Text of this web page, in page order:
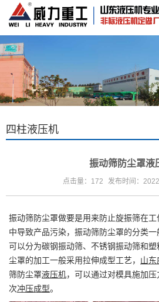
四柱液压机
振动筛防尘罩液
点击量：172 发布时间：
振动筛防尘罩做要是用来防止旋振筛在
中导致产品污染，振动筛防尘罩的分类一
可以分为碳钢振动筛、不锈钢振动筛和
尘罩的加工一般采用拉伸成型工艺， 山东
筛防尘罩液压机，可以通过对模具施加
次冲压成型。